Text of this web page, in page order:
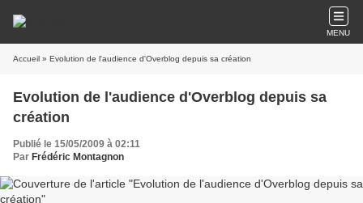
MENU
Accueil » Evolution de l'audience d'Overblog depuis sa création
Evolution de l'audience d'Overblog depuis sa
création
Publié le 15/05/2009 à 02:11
Par Frédéric Montagnon